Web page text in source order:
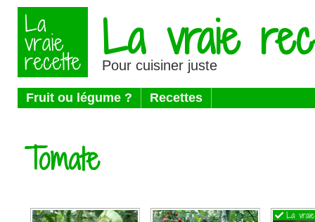
La vraie
Pour cuisiner juste
Fruit ou légume ? Recettes
Tomate